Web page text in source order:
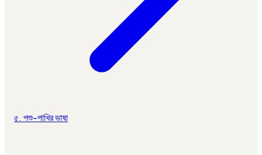
৫. পশু-পাখির ভাষা